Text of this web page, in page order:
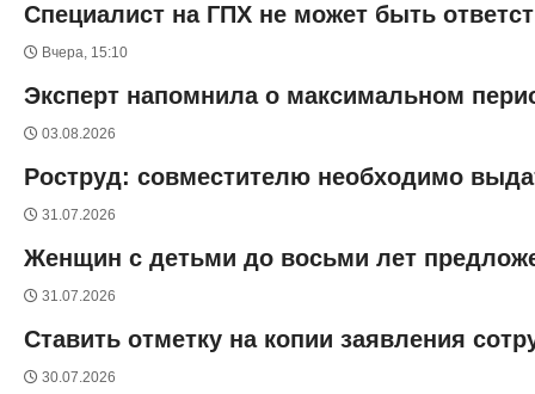
Специалист на ГПХ не может быть
Вчера, 15:10
Эксперт напомнила о максимальном
03.08.2026
Роструд: совместителю необходимо
31.07.2026
Женщин с детьми до восьми лет
31.07.2026
Ставить отметку на копии заявления
30.07.2026